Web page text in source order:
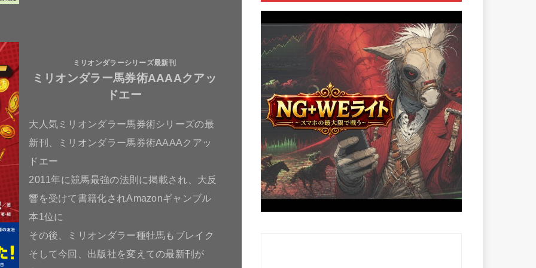
ミリオンダラーシリーズ最新刊
ミリオンダラー馬券術AAAAクアッ
ドエー
大人気ミリオンダラー馬券術シリーズの最
新刊、ミリオンダラー馬券術AAAAクアッ
ドエー
2011年に競馬最強の法則に掲載され、大反
響を受けて書籍化されAmazonギャンブル
本1位に
その後、ミリオンダラー種牡馬もブレイク
そして今回、出版社を変えての最新刊が